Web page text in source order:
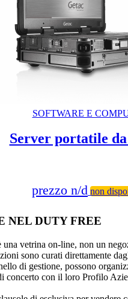
SOFTWARE E
Server portatile
prezzo n/d non
NEL DUTY FREE
vetrina on-line, non un
sono curati direttamente
di gestione, possono
concerto con il loro Profilo